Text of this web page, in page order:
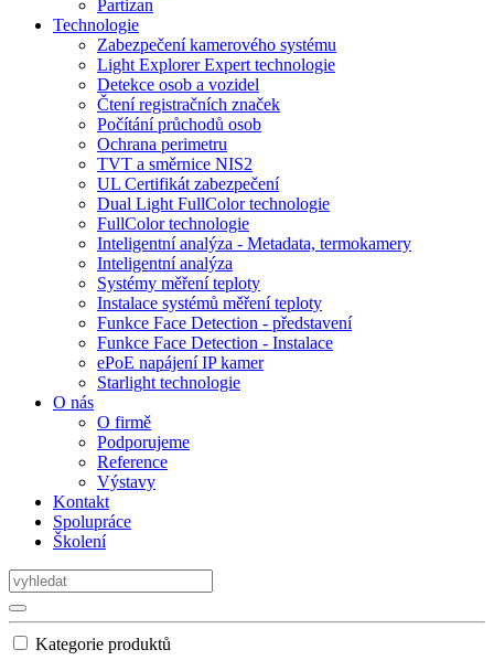
Partizan
Technologie
Zabezpečení kamerového systému
Light Explorer Expert technologie
Detekce osob a vozidel
Čtení registračních značek
Počítání průchodů osob
Ochrana perimetru
TVT a směrnice NIS2
UL Certifikát zabezpečení
Dual Light FullColor technologie
FullColor technologie
Inteligentní analýza - Metadata, termokamery
Inteligentní analýza
Systémy měření teploty
Instalace systémů měření teploty
Funkce Face Detection - představení
Funkce Face Detection - Instalace
ePoE napájení IP kamer
Starlight technologie
O nás
O firmě
Podporujeme
Reference
Výstavy
Kontakt
Spolupráce
Školení
Kategorie produktů